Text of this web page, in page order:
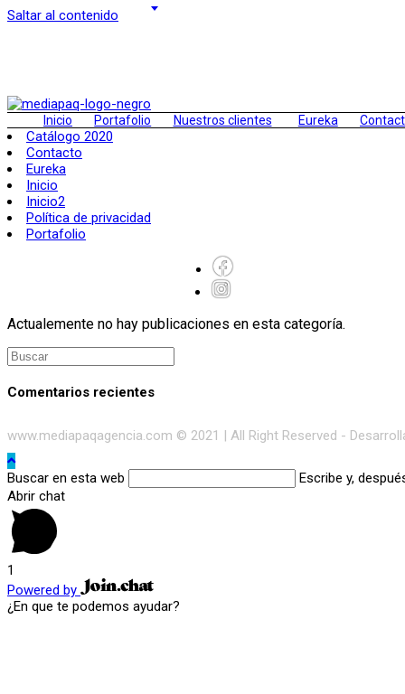
Saltar al contenido
Inicio Portafolio Nuestros clientes Eureka
Catálogo 2020
Contacto
Eureka
Inicio
Inicio2
Política de privacidad
Portafolio
Actualemente no hay publicaciones en esta categoría.
Comentarios recientes
www.mediapaqagencia.com © 2021 | All Right Reserved -
Buscar en esta web
Escribe y,
Abrir chat
1
Powered by
¿En que te podemos ayudar?